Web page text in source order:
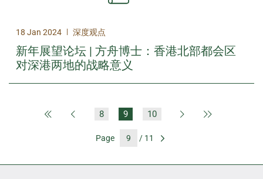
18 Jan 2024 | 深度观点
新年展望论坛 | 方舟博士：香港北部都会区
对深港两地的战略意义
First PagePrevious Page
8 9 10 Next Page
Page / 11